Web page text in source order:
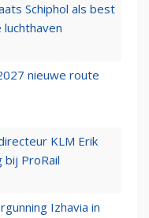
Schiphol als best
nieuwe route
KLM Erik
bij ProRail
Izhavia in